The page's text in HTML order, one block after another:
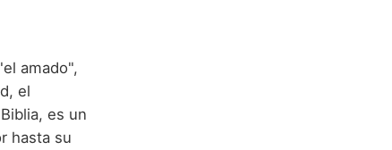
amado",
el
es un
hasta su